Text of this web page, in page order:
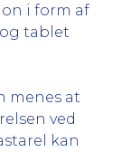
i form af
tablet
menes at
ved
kan